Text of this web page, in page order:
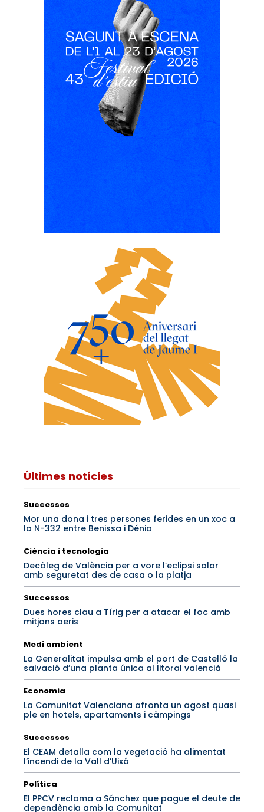
Últimes notícies
Successos
Mor una dona i tres persones ferides en un xoc a
la N-332 entre Benissa i Dénia
Ciència i tecnologia
Decàleg de València per a vore l’eclipsi solar
amb seguretat des de casa o la platja
Successos
Dues hores clau a Tírig per a atacar el foc amb
mitjans aeris
Medi ambient
La Generalitat impulsa amb el port de Castelló la
salvació d’una planta única al litoral valencià
Economia
La Comunitat Valenciana afronta un agost quasi
ple en hotels, apartaments i càmpings
Successos
El CEAM detalla com la vegetació ha alimentat
l’incendi de la Vall d’Uixó
Política
El PPCV reclama a Sánchez que pague el deute de
dependència amb la Comunitat